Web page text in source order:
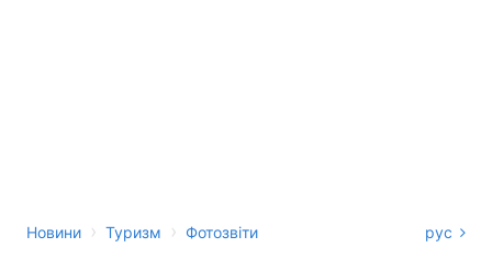
Новини › Туризм › Фотозвіти рус